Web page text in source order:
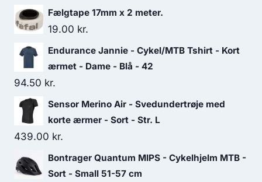
Fælgtape 17mm x 2 meter.
19.00 kr.
Endurance Jannie - Cykel/MTB Tshirt - Kort
ærmet - Dame - Blå - 42
94.50 kr.
Sensor Merino Air - Svedundertrøje med
korte ærmer - Sort - Str. L
439.00 kr.
Bontrager Quantum MIPS - Cykelhjelm MTB -
Sort - Small 51-57 cm